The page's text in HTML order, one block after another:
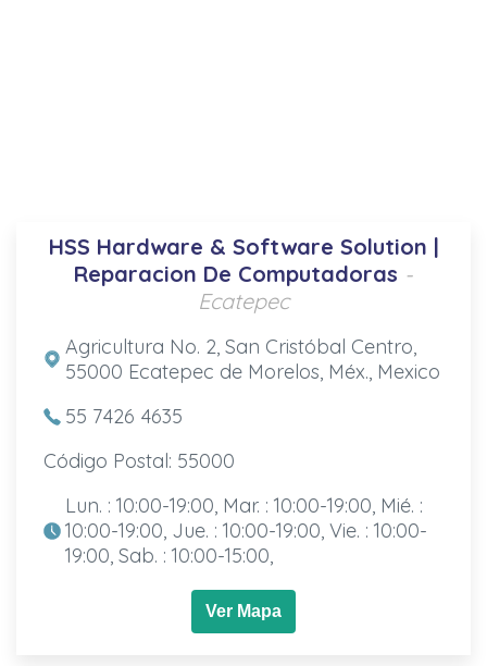
HSS Hardware & Software Solution |
Reparacion De Computadoras -
Ecatepec
Agricultura No. 2, San Cristóbal Centro,
55000 Ecatepec de Morelos, Méx., Mexico
55 7426 4635
Código Postal: 55000
Lun. : 10:00-19:00, Mar. : 10:00-19:00, Mié. :
10:00-19:00, Jue. : 10:00-19:00, Vie. : 10:00-
19:00, Sab. : 10:00-15:00,
Ver Mapa